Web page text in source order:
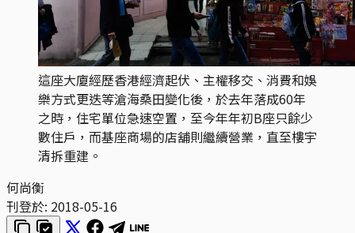
這座大廈經歷香港經濟起伏、主權移交、消費和娛
樂方式更迭等滄海桑田變化後，於去年落成60年
之時，住宅單位急速空置，至今年年初B座只餘少
數住戶，而基座商場的店舖則繼續營業，直至樓宇
清拆重建。
何尚衡
刊登於: 2018-05-16